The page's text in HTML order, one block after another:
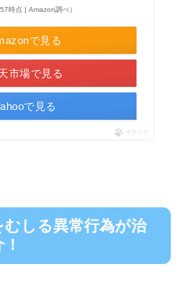
時点 | Amazon調べ）
で見る
市場で見る
で見る
ポチップ
しる異常行為が治